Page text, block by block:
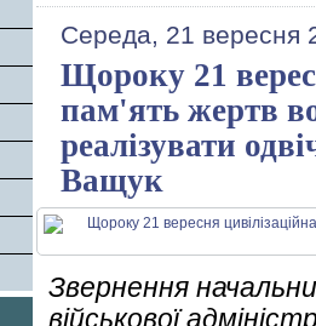
Середа, 21 вересня
Щороку 21
пам'ять жертв
реалізувати
Ващук
Звернення
військової